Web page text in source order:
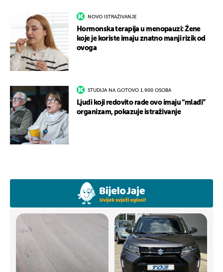
NOVO ISTRAŽIVANJE
Hormonska terapija u menopauzi: Žene
koje je koriste imaju znatno manji rizik od
ovoga
STUDIJA NA GOTOVO 1.900 OSOBA
Ljudi koji redovito rade ovo imaju “mlađi”
organizam, pokazuje istraživanje